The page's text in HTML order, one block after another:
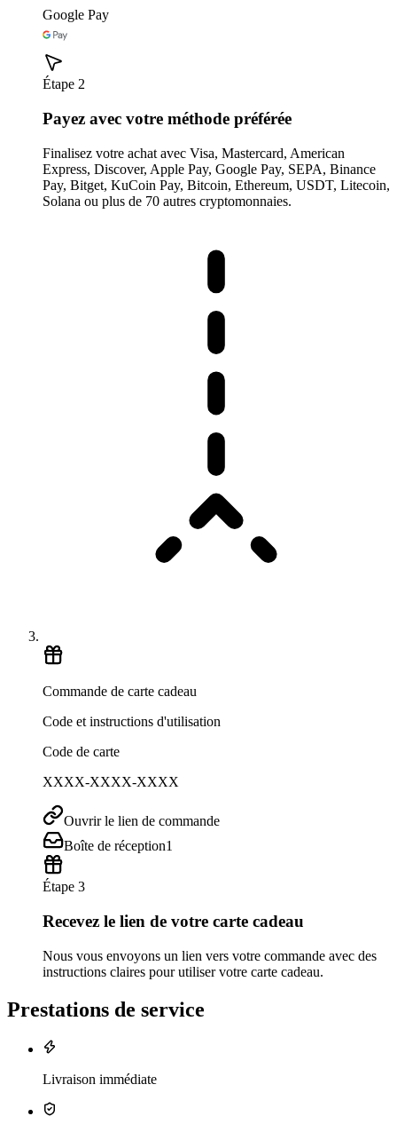
Google Pay
Étape 2
Payez avec votre méthode préférée
Finalisez votre achat avec Visa, Mastercard, American
Express, Discover, Apple Pay, Google Pay, SEPA, Binance
Pay, Bitget, KuCoin Pay, Bitcoin, Ethereum, USDT, Litecoin,
Solana ou plus de 70 autres cryptomonnaies.
Commande de carte cadeau
Code et instructions d'utilisation
Code de carte
XXXX-XXXX-XXXX
Ouvrir le lien de commande
Boîte de réception1
Étape 3
Recevez le lien de votre carte cadeau
Nous vous envoyons un lien vers votre commande avec des
instructions claires pour utiliser votre carte cadeau.
Prestations de service
Livraison immédiate